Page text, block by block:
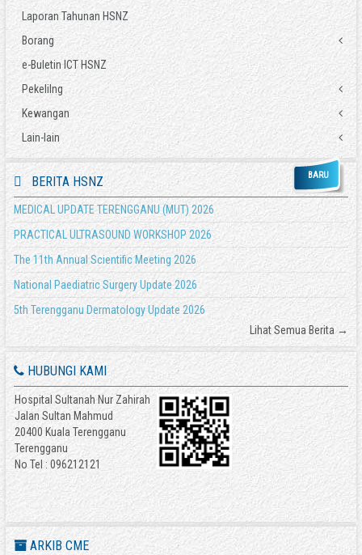
Laporan Tahunan HSNZ
Borang
Tuntutan Perjalanan
Tuntutan Elaun Lebih Masa (ELM)
Tuntutan Lain-lain
Pinjaman Kerajaan
Pengesahan Pendapatan
Pindah Peruntukan
KWSP 17A (Khas 2021)
Borang Tuntutan Elaun Kerja Luar Waktu Bekerja Biasa (EKLWBB)
e-Buletin ICT HSNZ
Pekelilng
Pekeliling/Surat Pekeliling KKM
Pekeliling Perbendaharaan
Surat Pekeliling Perbendaharaan
Pekeliling Am JPM
Pekeliling JPA
Surat Edaran JPA
Kewangan
COVID-19 - Surat Pekeliling KSU Bil 2 2020 - Bayaran Elaun Khas Doktor dan Anggota
Kesihatan
COVID-19 - Perubahan Elaun Khas kepada Doktor dan Anggota Kesihatan
Garis Panduan Tuntutan Elaun Kasut
Lain-lain
Akta
Polisi
Abbreviation
BARU
BERITA HSNZ
MEDICAL UPDATE TERENGGANU (MUT) 2026
PRACTICAL ULTRASOUND WORKSHOP 2026
The 11th Annual Scientific Meeting 2026
National Paediatric Surgery Update 2026
5th Terengganu Dermatology Update 2026
Lihat Semua Berita →
HUBUNGI KAMI
Hospital Sultanah Nur Zahirah
Jalan Sultan Mahmud
20400 Kuala Terengganu
Terengganu
No Tel : 096212121
ARKIB CME